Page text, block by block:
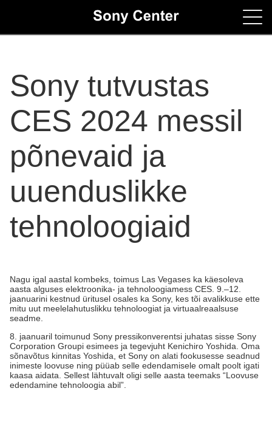
Contacts
Sony tutvustas
CES 2024 messil
põnevaid ja
uuenduslikke
tehnoloogiaid
Nagu igal aastal kombeks, toimus Las Vegases ka käesoleva
aasta alguses elektroonika- ja tehnoloogiamess CES. 9.–12.
jaanuarini kestnud üritusel osales ka Sony, kes tõi avalikkuse ette
mitu uut meelelahutuslikku tehnoloogiat ja virtuaalreaalsuse
seadme.
8. jaanuaril toimunud Sony pressikonverentsi juhatas sisse Sony
Corporation Groupi esimees ja tegevjuht Kenichiro Yoshida. Oma
sõnavõtus kinnitas Yoshida, et Sony on alati fookusesse seadnud
inimeste loovuse ning püüab selle edendamisele omalt poolt igati
kaasa aidata. Sellest lähtuvalt oligi selle aasta teemaks “Loovuse
edendamine tehnoloogia abil”.